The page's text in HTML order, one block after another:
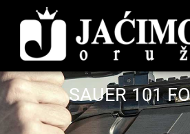
SAUER 101